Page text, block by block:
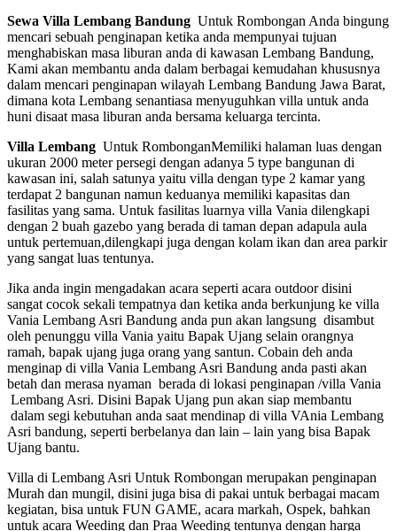
Sewa Villa Lembang Bandung Untuk Rombongan Anda bingung
mencari sebuah penginapan ketika anda mempunyai tujuan
menghabiskan masa liburan anda di kawasan Lembang Bandung,
Kami akan membantu anda dalam berbagai kemudahan khususnya
dalam mencari penginapan wilayah Lembang Bandung Jawa Barat,
dimana kota Lembang senantiasa menyuguhkan villa untuk anda
huni disaat masa liburan anda bersama keluarga tercinta.
Villa Lembang Untuk RombonganMemiliki halaman luas dengan
ukuran 2000 meter persegi dengan adanya 5 type bangunan di
kawasan ini, salah satunya yaitu villa dengan type 2 kamar yang
terdapat 2 bangunan namun keduanya memiliki kapasitas dan
fasilitas yang sama. Untuk fasilitas luarnya villa Vania dilengkapi
dengan 2 buah gazebo yang berada di taman depan adapula aula
untuk pertemuan,dilengkapi juga dengan kolam ikan dan area parkir
yang sangat luas tentunya.
Jika anda ingin mengadakan acara seperti acara outdoor disini
sangat cocok sekali tempatnya dan ketika anda berkunjung ke villa
Vania Lembang Asri Bandung anda pun akan langsung disambut
oleh penunggu villa Vania yaitu Bapak Ujang selain orangnya
ramah, bapak ujang juga orang yang santun. Cobain deh anda
menginap di villa Vania Lembang Asri Bandung anda pasti akan
betah dan merasa nyaman berada di lokasi penginapan /villa Vania
Lembang Asri. Disini Bapak Ujang pun akan siap membantu
dalam segi kebutuhan anda saat mendinap di villa VAnia Lembang
Asri bandung, seperti berbelanya dan lain – lain yang bisa Bapak
Ujang bantu.
Villa di Lembang Asri Untuk Rombongan merupakan penginapan
Murah dan mungil, disini juga bisa di pakai untuk berbagai macam
kegiatan, bisa untuk FUN GAME, acara markah, Ospek, bahkan
untuk acara Weeding dan Praa Weeding tentunya dengan harga